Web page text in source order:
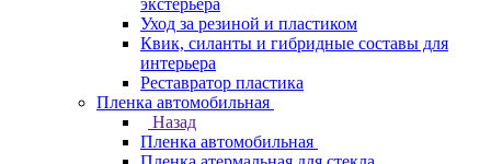
экстерьера
Уход за резиной и пластиком
Квик, силанты и гибридные составы для
интерьера
Реставратор пластика
Пленка автомобильная
Назад
Пленка автомобильная